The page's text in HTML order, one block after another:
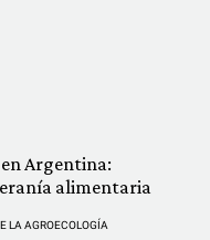
Argentina:
alimentaria
LA AGROECOLOGÍA